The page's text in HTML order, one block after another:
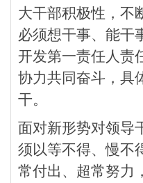
大干部积极性，不
必须想干事、能干
开发第一责任人责
协力共同奋斗，具
干。
面对新形势对领导
须以等不得、慢不
常付出、超常努力